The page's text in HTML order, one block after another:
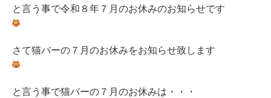
と言う事で令和８年７月のお休みのお知らせです
さて猫バーの７月のお休みをお知らせ致します
と言う事で猫バーの７月のお休みは・・・